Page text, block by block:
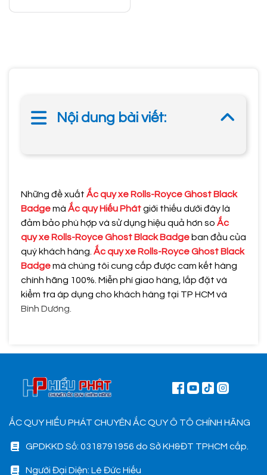
Nội dung bài viết:
Những đề xuất Ắc quy xe Rolls-Royce Ghost Black
Badgemà Ắc quy Hiếu Phátgiới thiếu dưới đây là
đảm bảo phù hợp và sử dụng hiệu quả hơn so Ắc
quy xe Rolls-Royce Ghost Black Badge ban đầu của
quý khách hàng. Ắc quy xe Rolls-Royce Ghost Black
Badgemà chúng tôi cung cấp được cam kết hàng
chính hãng 100%. Miễn phí giao hàng, lắp đặt và
kiểm tra áp dụng cho khách hàng tại TP HCM và
Bình Dương.
ẮC QUY HIẾU PHÁT CHUYÊN ẮC QUY Ô TÔ CHÍNH HÃNG
GPDKKD Số: 0318791956 do Sở KH&ĐT TPHCM cấp.
Người Đại Diện: Lê Đức Hiếu